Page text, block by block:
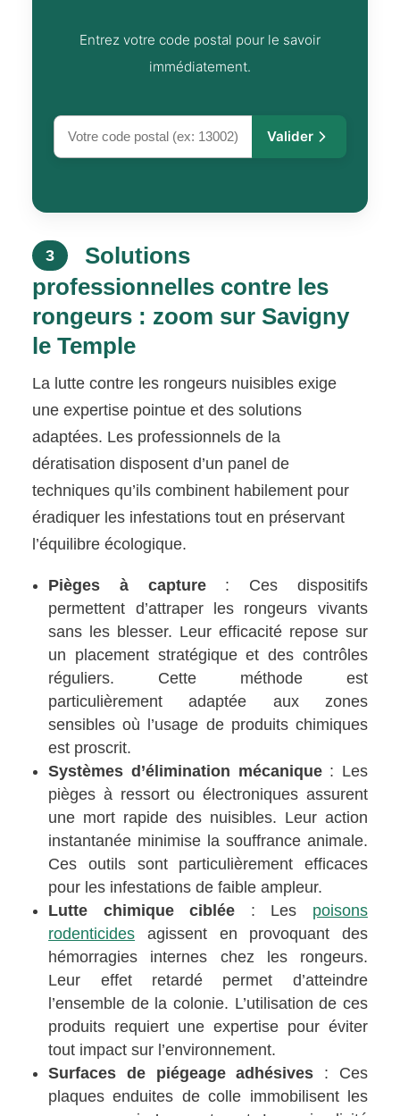
Entrez votre code postal pour le savoir
immédiatement.
Valider
3
Solutions
professionnelles contre les
rongeurs : zoom sur Savigny
le Temple
La lutte contre les rongeurs nuisibles exige
une expertise pointue et des solutions
adaptées. Les professionnels de la
dératisation disposent d’un panel de
techniques qu’ils combinent habilement pour
éradiquer les infestations tout en préservant
l’équilibre écologique.
Pièges à capture: Ces dispositifs
permettent d’attraper les rongeurs vivants
sans les blesser. Leur efficacité repose sur
un placement stratégique et des contrôles
réguliers. Cette méthode est
particulièrement adaptée aux zones
sensibles où l’usage de produits chimiques
est proscrit.
Systèmes d’élimination mécanique: Les
pièges à ressort ou électroniques assurent
une mort rapide des nuisibles. Leur action
instantanée minimise la souffrance animale.
Ces outils sont particulièrement efficaces
pour les infestations de faible ampleur.
Lutte chimique ciblée : Les poisons
rodenticides agissent en provoquant des
hémorragies internes chez les rongeurs.
Leur effet retardé permet d’atteindre
l’ensemble de la colonie. L’utilisation de ces
produits requiert une expertise pour éviter
tout impact sur l’environnement.
Surfaces de piégeage adhésives : Ces
plaques enduites de colle immobilisent les